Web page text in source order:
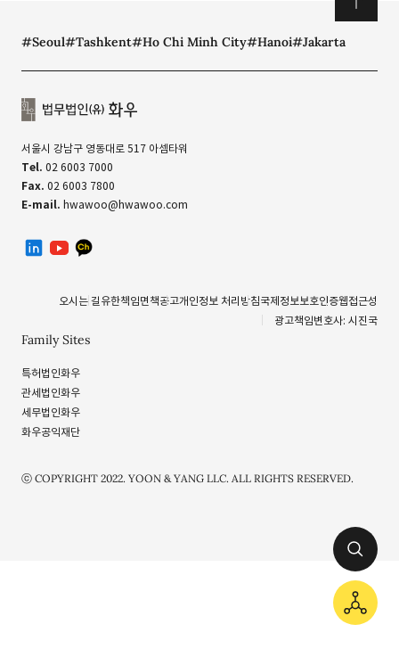
#Seoul#Tashkent#Ho Chi Minh City#Hanoi#Jakarta
서울시 강남구 영동대로 517 아셈타워
Tel. 02 6003 7000
Fax. 02 6003 7800
E-mail. hwawoo@hwawoo.com
Family Sites
특허법인화우
관세법인화우
세무법인화우
화우공익재단
오시는 길 유한책임면책공고개인정보 처리방침국제정보보호인증웹접근성
광고책임변호사: 시진국
ⓒ COPYRIGHT 2022. YOON & YANG LLC. ALL RIGHTS RESERVED.